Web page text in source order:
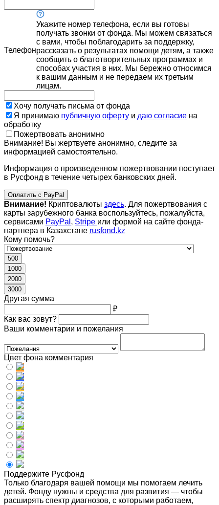
Телефон
Укажите номер телефона, если вы готовы
получать звонки от фонда. Мы можем связаться
с вами, чтобы поблагодарить за поддержку,
рассказать о результатах помощи детям, а также
сообщить о благотворительных программах и
способах участия в них. Мы бережно относимся
к вашим данным и не передаем их третьим
лицам.
Хочу получать письма от фонда
Я принимаю публичную оферту и даю согласие на
обработку
Пожертвовать анонимно
Внимание! Вы жертвуете анонимно, следите за
информацией самостоятельно.
Информация о произведенном пожертвовании поступает
в Русфонд в течение четырех банковских дней.
Оплатить с PayPal
Внимание! Криптовалюты здесь. Для пожертвования с
карты зарубежного банка воспользуйтесь, пожалуйста,
сервисами PayPal , Stripe или формой на сайте фонда-
партнера в Казахстане rusfond.kz
Кому помочь?
500
1000
2000
3000
Другая сумма
₽
Как вас зовут?
Ваши комментарии и пожелания
Цвет фона комментария
Поддержите Русфонд
Только благодаря вашей помощи мы помогаем лечить
детей. Фонду нужны и средства для развития — чтобы
расширять спектр диагнозов, с которыми работаем,